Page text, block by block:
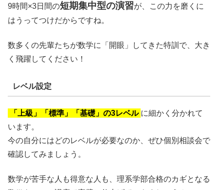
9時間×3日間の短期集中型の演習が、この力を磨くに
はうってつけだからですね。
数多くの先輩たちが数学に「開眼」してきた特訓で、大き
く飛躍してください！
レベル設定
「上級」「標準」「基礎」の3レベル に細かく分かれて
います。
今の自分にはどのレベルが必要なのか、ぜひ個別相談会で
確認してみましょう。
数学が苦手な人も得意な人も、理系学部合格のカギとなる